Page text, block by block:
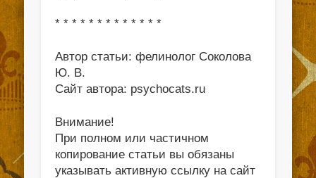
* * * * * * * * * * * * *
Автор статьи: фелинолог Соколова
Ю. В.
Сайт автора: psychocats.ru
Внимание!
При полном или частичном
копирование статьи вы обязаны
указывать активную ссылку на сайт